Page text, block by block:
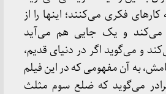
فکری می‌کنند؛ اینها را از
می‌کند و یک جایی هم می‌آید
و می‌گوید اگر در دنیای قدیم،
به آن مفهومی که در این فیلم
می‌گوید که ضلع سوم مثلث